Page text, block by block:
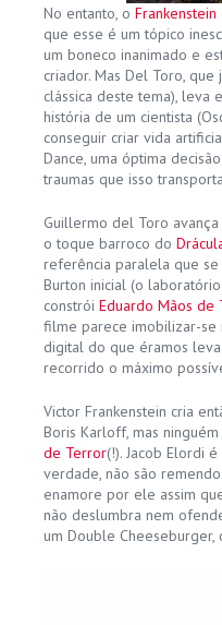
No entanto, o Frankenstein
que esse é um tópico
um boneco inanimado e
criador. Mas Del Toro,
clássica deste tema), leva
história de um cientista
conseguir criar vida
Dance, uma óptima
traumas que isso
Guillermo del Toro
o toque barroco do
referência paralela que
Burton inicial (o
constrói Eduardo Mãos de
filme parece imobilizar-se
digital do que éramos
recorrido o máximo
Victor Frankenstein cria
Boris Karloff, mas
de Terror(!). Jacob Elordi
verdade, não são
enamore por ele assim
não deslumbra nem
um Double Cheeseburger,